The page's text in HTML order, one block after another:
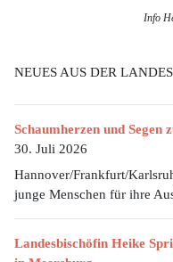
Info
NEUES AUS DER
Schaumherzen und Segen
30. Juli 2026
Hannover/Frankfurt/
junge Menschen für ihre
Landesbischöfin Heike